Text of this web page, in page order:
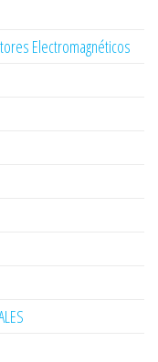
Electromagnéticos